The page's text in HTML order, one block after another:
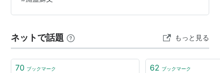
討滅された。 蘇我氏は物部の軍事力を継承しており、上
宮王家も崇峻天皇以来の軍事力を保有していた。 緊迫の
宮王家との軍事力の統合を企図。…
ネットで話題 もっと見る
70 ブックマーク 62 ブックマーク